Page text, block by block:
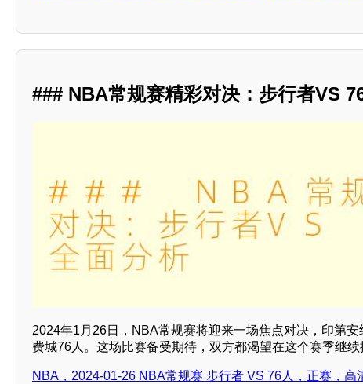
### NBA常规赛精彩对决：步行者VS
2024年1月26日，NBA常规赛将迎来一场焦点对决，印第
费城76人。这场比赛备受期待，双方都渴望在这个赛季继续
NBA，2024-01-26 NBA常规赛 步行者 VS 76人，正赛，高